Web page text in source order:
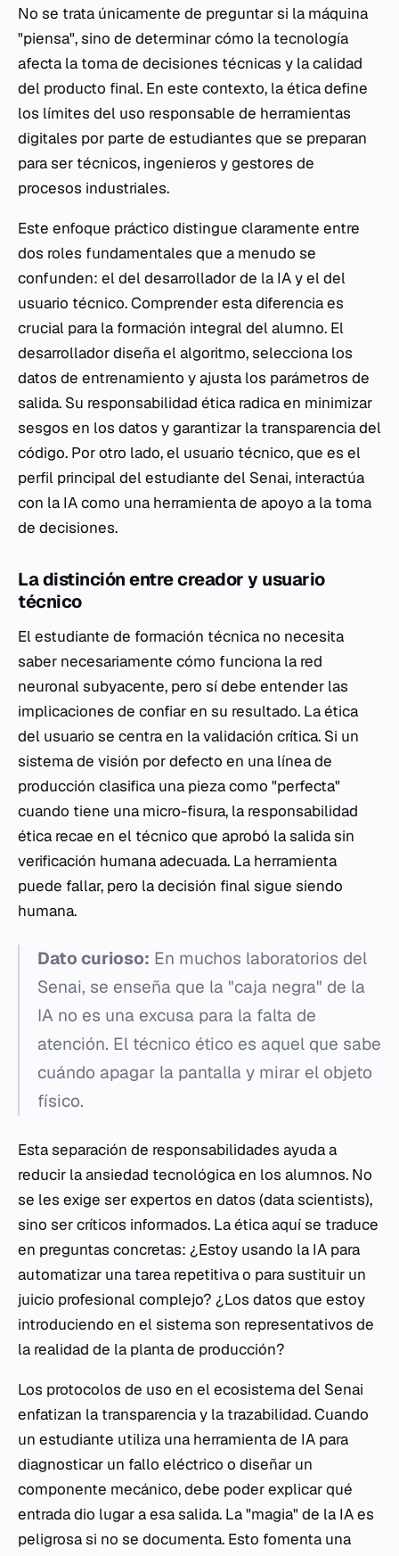
No se trata únicamente de preguntar si la máquina
"piensa", sino de determinar cómo la tecnología
afecta la toma de decisiones técnicas y la calidad
del producto final. En este contexto, la ética define
los límites del uso responsable de herramientas
digitales por parte de estudiantes que se preparan
para ser técnicos, ingenieros y gestores de
procesos industriales.
Este enfoque práctico distingue claramente entre
dos roles fundamentales que a menudo se
confunden: el del desarrollador de la IA y el del
usuario técnico. Comprender esta diferencia es
crucial para la formación integral del alumno. El
desarrollador diseña el algoritmo, selecciona los
datos de entrenamiento y ajusta los parámetros de
salida. Su responsabilidad ética radica en minimizar
sesgos en los datos y garantizar la transparencia del
código. Por otro lado, el usuario técnico, que es el
perfil principal del estudiante del Senai, interactúa
con la IA como una herramienta de apoyo a la toma
de decisiones.
La distinción entre creador y usuario
técnico
El estudiante de formación técnica no necesita
saber necesariamente cómo funciona la red
neuronal subyacente, pero sí debe entender las
implicaciones de confiar en su resultado. La ética
del usuario se centra en la validación crítica. Si un
sistema de visión por defecto en una línea de
producción clasifica una pieza como "perfecta"
cuando tiene una micro-fisura, la responsabilidad
ética recae en el técnico que aprobó la salida sin
verificación humana adecuada. La herramienta
puede fallar, pero la decisión final sigue siendo
humana.
Dato curioso: En muchos laboratorios del
Senai, se enseña que la "caja negra" de la
IA no es una excusa para la falta de
atención. El técnico ético es aquel que sabe
cuándo apagar la pantalla y mirar el objeto
físico.
Esta separación de responsabilidades ayuda a
reducir la ansiedad tecnológica en los alumnos. No
se les exige ser expertos en datos (data scientists),
sino ser críticos informados. La ética aquí se traduce
en preguntas concretas: ¿Estoy usando la IA para
automatizar una tarea repetitiva o para sustituir un
juicio profesional complejo? ¿Los datos que estoy
introduciendo en el sistema son representativos de
la realidad de la planta de producción?
Los protocolos de uso en el ecosistema del Senai
enfatizan la transparencia y la trazabilidad. Cuando
un estudiante utiliza una herramienta de IA para
diagnosticar un fallo eléctrico o diseñar un
componente mecánico, debe poder explicar qué
entrada dio lugar a esa salida. La "magia" de la IA es
peligrosa si no se documenta. Esto fomenta una